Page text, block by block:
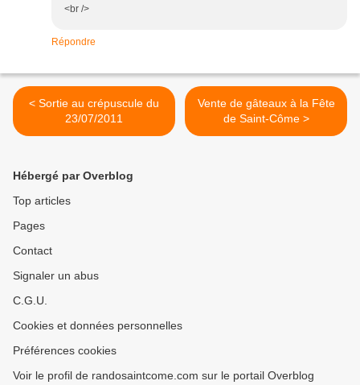
<br />
Répondre
< Sortie au crépuscule du
23/07/2011
Vente de gâteaux à la Fête
de Saint-Côme >
Hébergé par Overblog
Top articles
Pages
Contact
Signaler un abus
C.G.U.
Cookies et données personnelles
Préférences cookies
Voir le profil de randosaintcome.com sur le portail Overblog